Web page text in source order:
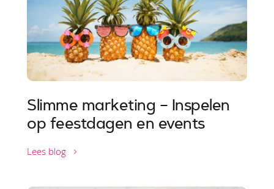
Slimme marketing – Inspelen
op feestdagen en events
Lees blog